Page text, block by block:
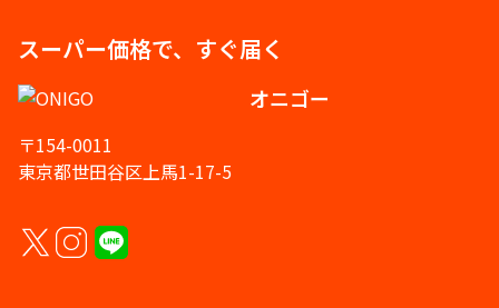
スーパー価格で、すぐ届く
オニゴー
〒154-0011
東京都世田谷区上馬1-17-5